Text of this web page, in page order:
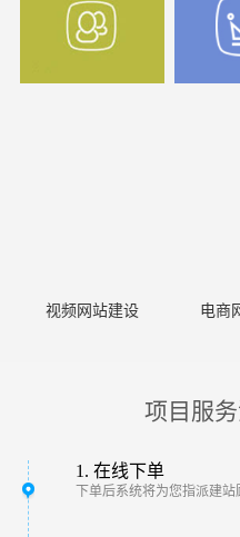
视频网站建设 电商
项目服
1. 在线下单
下单后系统将为您指派建站